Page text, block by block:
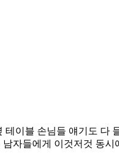
이블 손님들 얘기도 다
자들에게 이것저것 동시